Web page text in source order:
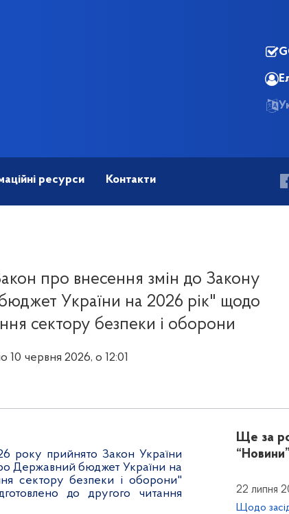
ресурси Контакти
про внесення змін до Закону
України на 2026 рік" щодо
сектору безпеки і оборони
10 червня 2026, о 12:01
року прийнято Закон України
Державний бюджет України на
сектору безпеки і оборони"
до другого читання
Ще за
“Новини”
22 липня
Щодо